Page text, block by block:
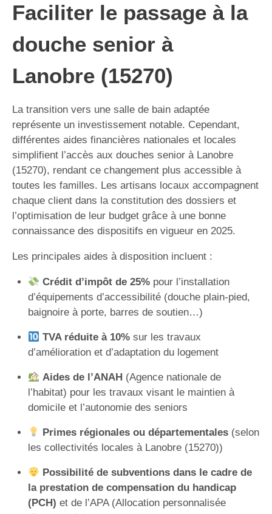
Faciliter le passage à la
douche senior à
Lanobre (15270)
La transition vers une salle de bain adaptée
représente un investissement notable. Cependant,
différentes aides financières nationales et locales
simplifient l’accès aux douches senior à Lanobre
(15270), rendant ce changement plus accessible à
toutes les familles. Les artisans locaux accompagnent
chaque client dans la constitution des dossiers et
l’optimisation de leur budget grâce à une bonne
connaissance des dispositifs en vigueur en 2025.
Les principales aides à disposition incluent :
Crédit d’impôt de 25%pour l’installation
d’équipements d’accessibilité (douche plain-pied,
baignoire à porte, barres de soutien…)
TVA réduite à 10%sur les travaux
d’amélioration et d’adaptation du logement
Aides de l’ANAH (Agence nationale de
l’habitat) pour les travaux visant le maintien à
domicile et l’autonomie des seniors
Primes régionales ou départementales(selon
les collectivités locales à Lanobre (15270))
Possibilité de subventions dans le cadre de
la prestation de compensation du handicap
(PCH) et de l’APA (Allocation personnalisée